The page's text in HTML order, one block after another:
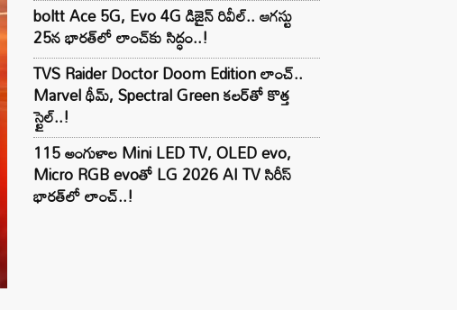
boltt Ace 5G, Evo 4G డిజైన్ రివీల్.. ఆగస్టు
25న భారత్‌లో లాంచ్‌కు సిద్ధం..!
TVS Raider Doctor Doom Edition లాంచ్..
Marvel థీమ్, Spectral Green కలర్‌తో కొత్త
స్టైల్..!
115 అంగుళాల Mini LED TV, OLED evo,
Micro RGB evoతో LG 2026 AI TV సిరీస్
భారత్‌లో లాంచ్..!